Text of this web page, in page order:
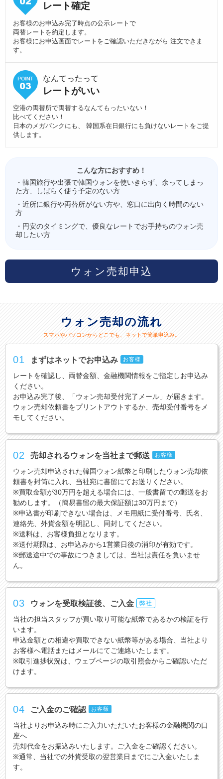
レート確定
お客様のお申込み完了時点の公示レートで
両替レートを約定します。
お客様にお申込画面でレートをご確認いただきながら 注文できま
す。
なんてったって
レートがいい
空港の両替所で両替するなんてもったいない！
比べてください！
日本のメガバンクにも、 韓国系在日銀行にも負けないレートをご提
供します。
こんな方におすすめ！
・韓国旅行や出張で韓国ウォンを使いきらず、余ってしまっ
た方、しばらく使う予定のない方
・近所に銀行や両替所がない方や、窓口に出向く時間のない
方
・円安のタイミングで、優良なレートでお手持ちのウォン売
却したい方
ウォン売却申込
ウォン売却の流れ
スマホやパソコンからどこでも、ネットで簡単申込み。
01 まずはネットでお申込み お客様
レートを確認し、両替金額、金融機関情報をご指定しお申込み
ください。
お申込み完了後、「ウォン売却受付完了メール」が届きます。
ウォン売却依頼書をプリントアウトするか、売却受付番号をメ
モしてください。
02 売却されるウォンを当社まで郵送 お客様
ウォン売却申込された韓国ウォン紙幣と印刷したウォン売却依
頼書を封筒に入れ、当社宛に書留にてお送りください。
※買取金額が30万円を超える場合には、一般書留での郵送をお
勧めします。（簡易書留の最大保証額は30万円まで）
※申込書が印刷できない場合は、メモ用紙に受付番号、氏名、
連絡先、外貨金額を明記し、同封してください。
※送料は、お客様負担となります。
※送付期限は、お申込みから1営業日後の消印が有効です。
※郵送途中での事故につきましては、当社は責任を負いませ
ん。
03 ウォンを受取検証後、ご入金 弊社
当社の担当スタッフが買い取り可能な紙幣であるかの検証を行
います。
申込金額との相違や買取できない紙幣等がある場合、当社より
お客様へ電話またはメールにてご連絡いたします。
※取引進捗状況は、ウェブページの取引照会からご確認いただ
けます。
04 ご入金のご確認 お客様
当社よりお申込み時にご入力いただいたお客様の金融機関の口
座へ
売却代金をお振込みいたします。ご入金をご確認ください。
※通常、当社での外貨受取の翌営業日までにご入金いたしま
す。